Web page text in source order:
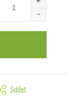
Sdílet